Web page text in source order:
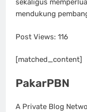
sekaligus
mendukung
Post Views: 116
[matched_content]
PakarPBN
A Private Blog